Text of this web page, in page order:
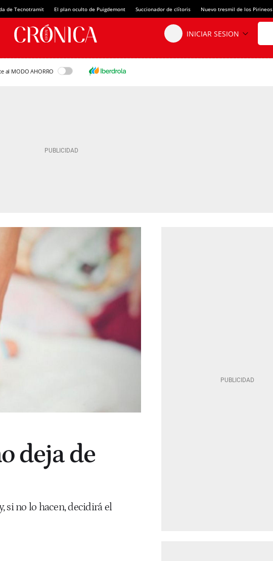
de Tecnotramit El plan oculto de Puigdemont Succionador de clítoris Nuevo tresmil de los Pirineos
al MODO AHORRO
deja de
si no lo hacen, decidirá el